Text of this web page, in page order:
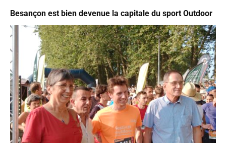
Besançon est bien devenue la capitale du sport Outdoor